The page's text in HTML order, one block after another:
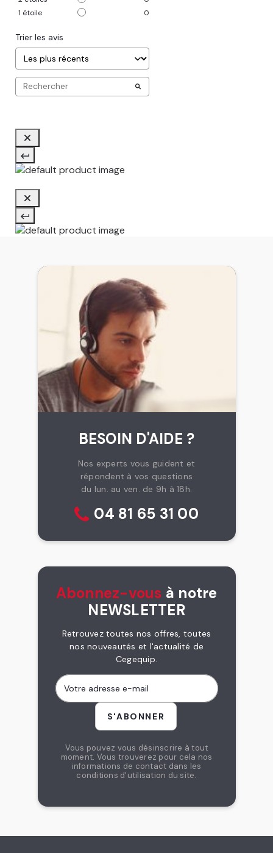
1 étoile 0
Trier les avis
BESOIN D'AIDE ?
Nos experts vous guident et
répondent à vos questions
du lun. au ven. de 9h à 18h.
04 81 65 31 00
Abonnez-vous à notre
NEWSLETTER
Retrouvez toutes nos offres, toutes
nos nouveautés et l'actualité de
Cegequip.
Vous pouvez vous désinscrire à tout
moment. Vous trouverez pour cela nos
informations de contact dans les
conditions d'utilisation du site.